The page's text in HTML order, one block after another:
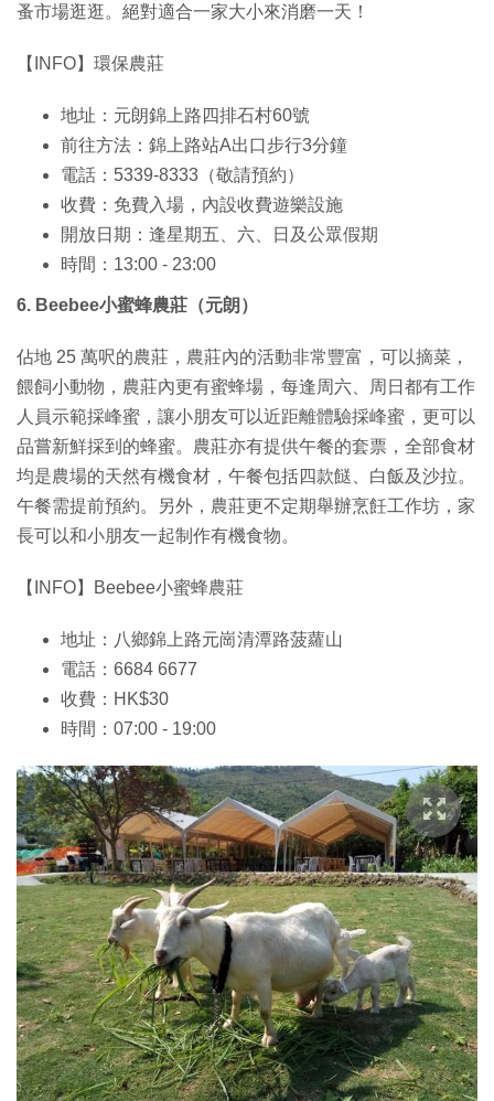
蚤市場逛逛。絕對適合一家大小來消磨一天！
【INFO】環保農莊
地址：元朗錦上路四排石村60號
前往方法：錦上路站A出口步行3分鐘
電話：5339-8333（敬請預約）
收費：免費入場，內設收費遊樂設施
開放日期：逢星期五、六、日及公眾假期
時間：13:00 - 23:00
6. Beebee小蜜蜂農莊（元朗）
佔地 25 萬呎的農莊，農莊內的活動非常豐富，可以摘菜，
餵飼小動物，農莊內更有蜜蜂場，每逢周六、周日都有工作
人員示範採峰蜜，讓小朋友可以近距離體驗採峰蜜，更可以
品嘗新鮮採到的蜂蜜。農莊亦有提供午餐的套票，全部食材
均是農場的天然有機食材，午餐包括四款餸、白飯及沙拉。
午餐需提前預約。另外，農莊更不定期舉辦烹飪工作坊，家
長可以和小朋友一起制作有機食物。
【INFO】Beebee小蜜蜂農莊
地址：八鄉錦上路元崗清潭路菠蘿山
電話：6684 6677
收費：HK$30
時間：07:00 - 19:00